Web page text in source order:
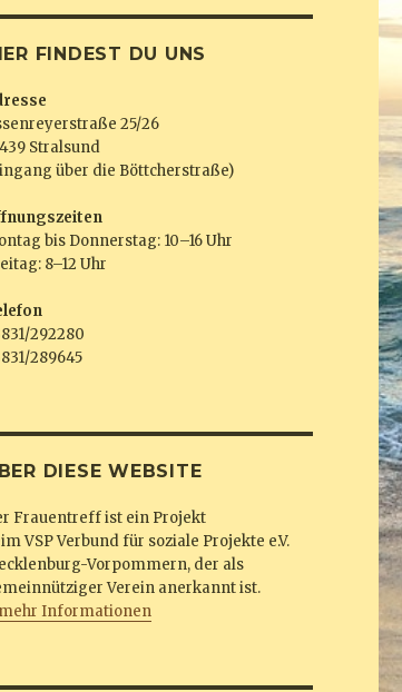
FINDEST DU UNS
25/26
Stralsund
über die Böttcherstraße)
bis Donnerstag: 10–16 Uhr
8–12 Uhr
292280
289645
DIESE WEBSITE
Frauentreff ist ein Projekt
VSP Verbund für soziale Projekte e.V.
Vorpommern, der als
Verein anerkannt ist.
Informationen